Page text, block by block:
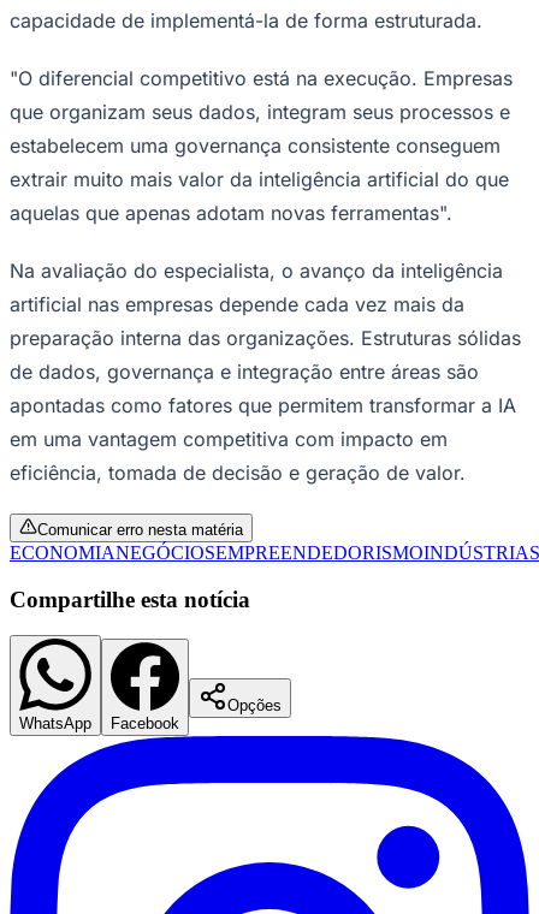
Mirassol
capacidade de implementá-la de forma estruturada.
"O diferencial competitivo está na execução. Empresas
que organizam seus dados, integram seus processos e
estabelecem uma governança consistente conseguem
extrair muito mais valor da inteligência artificial do que
aquelas que apenas adotam novas ferramentas".
Na avaliação do especialista, o avanço da inteligência
artificial nas empresas depende cada vez mais da
preparação interna das organizações. Estruturas sólidas
de dados, governança e integração entre áreas são
apontadas como fatores que permitem transformar a IA
em uma vantagem competitiva com impacto em
eficiência, tomada de decisão e geração de valor.
Comunicar erro nesta matéria
ECONOMIANEGÓCIOSEMPREENDEDORISMOINDÚSTRIAS
Compartilhe esta notícia
WhatsApp Facebook
Opções